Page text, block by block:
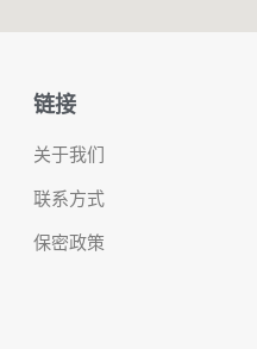
链接
关于我们
联系方式
保密政策